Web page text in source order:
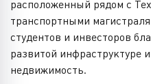
расположенный рядом с
транспортными
студентов и инвесторов
развитой инфраструктуре
недвижимость.